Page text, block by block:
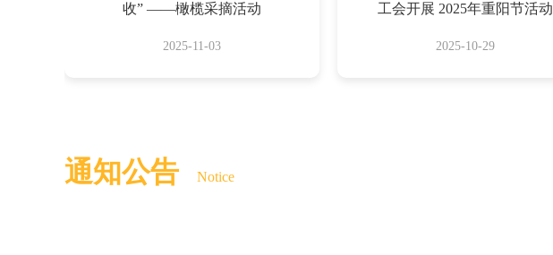
收” ——橄榄采摘活动
2025-11-03
工会开展 2025年重阳节活动
2025-10-29
通知公告 Notice